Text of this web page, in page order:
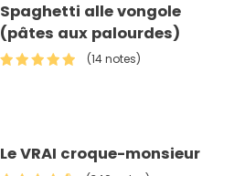
Spaghetti alle vongole
(pâtes aux palourdes)
(14 notes)
Le VRAI croque-monsieur